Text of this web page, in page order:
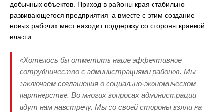
добычных объектов. Приход в районы края стабильно
развивающегося предприятия, а вместе с этим создание
новых рабочих мест находит поддержку со стороны краевой
власти.
«Хотелось бы отметить наше эффективное
сотрудничество с администрациями районов. Мы
заключаем соглашения о социально-экономическом
партнерстве. Во многих вопросах администрации
идут нам навстречу. Мы со своей стороны взяли на